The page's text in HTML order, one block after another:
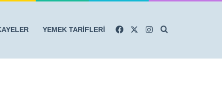
YEMEK TARİFLERİ FacebookInstagram